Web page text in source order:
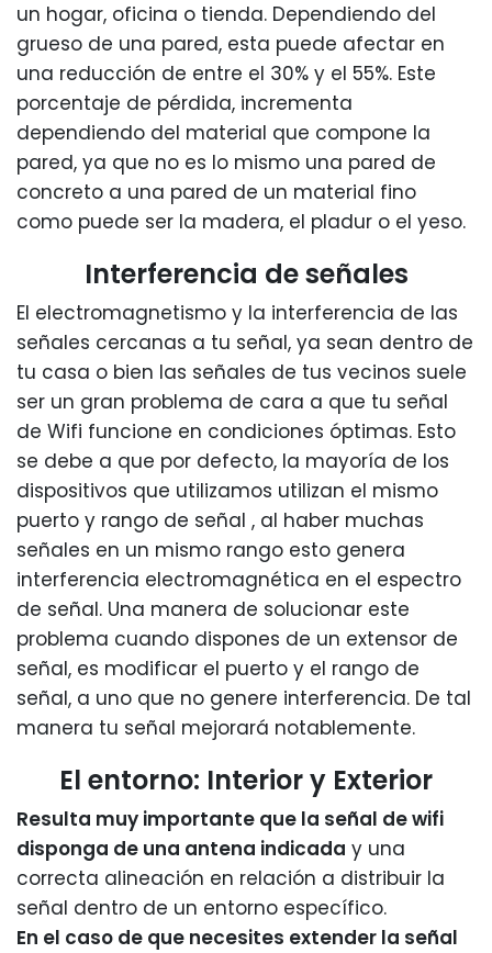
un hogar, oficina o tienda. Dependiendo del
grueso de una pared, esta puede afectar en
una reducción de entre el 30% y el 55%. Este
porcentaje de pérdida, incrementa
dependiendo del material que compone la
pared, ya que no es lo mismo una pared de
concreto a una pared de un material fino
como puede ser la madera, el pladur o el yeso.
Interferencia de señales
El electromagnetismo y la interferencia de las
señales cercanas a tu señal, ya sean dentro de
tu casa o bien las señales de tus vecinos suele
ser un gran problema de cara a que tu señal
de Wifi funcione en condiciones óptimas. Esto
se debe a que por defecto, la mayoría de los
dispositivos que utilizamos utilizan el mismo
puerto y rango de señal , al haber muchas
señales en un mismo rango esto genera
interferencia electromagnética en el espectro
de señal. Una manera de solucionar este
problema cuando dispones de un extensor de
señal, es modificar el puerto y el rango de
señal, a uno que no genere interferencia. De tal
manera tu señal mejorará notablemente.
El entorno: Interior y Exterior
Resulta muy importante que la señal de wifi
disponga de una antena indicada y una
correcta alineación en relación a distribuir la
señal dentro de un entorno específico.
En el caso de que necesites extender la señal